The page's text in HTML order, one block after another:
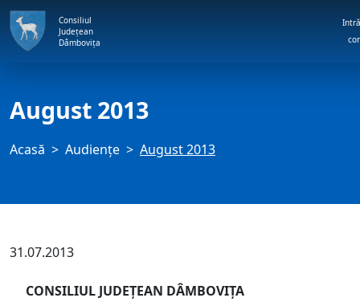
Consiliul
Județean
Dâmbovița
August 2013
Acasă Audienţe August 2013
31.07.2013
CONSILIUL JUDEŢEAN DÂMBOVIŢA